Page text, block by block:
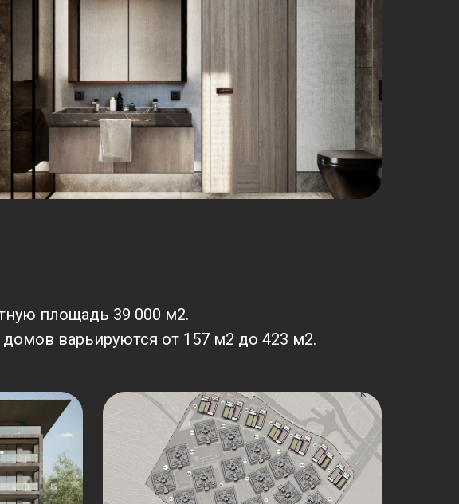
площадь 39 000 м2.
варьируются от 157 м2 до 423 м2.